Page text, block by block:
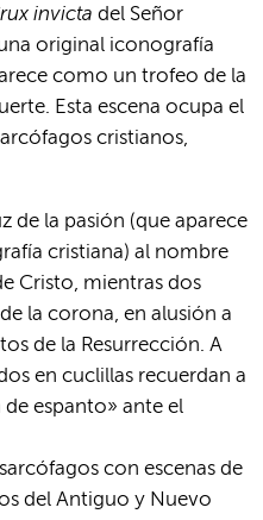
invicta del Señor
original iconografía
como un trofeo de la
Esta escena ocupa el
cristianos,
de la pasión (que aparece
cristiana) al nombre
Cristo, mientras dos
la corona, en alusión a
de la Resurrección. A
en cuclillas recuerdan a
espanto» ante el
con escenas de
del Antiguo y Nuevo